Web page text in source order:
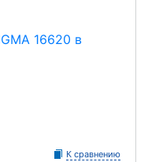
К сравнению